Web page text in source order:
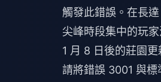
觸發此錯誤。在長
尖峰時段集中的玩
1 月 8 日後的莊園
請將錯誤 3001 與